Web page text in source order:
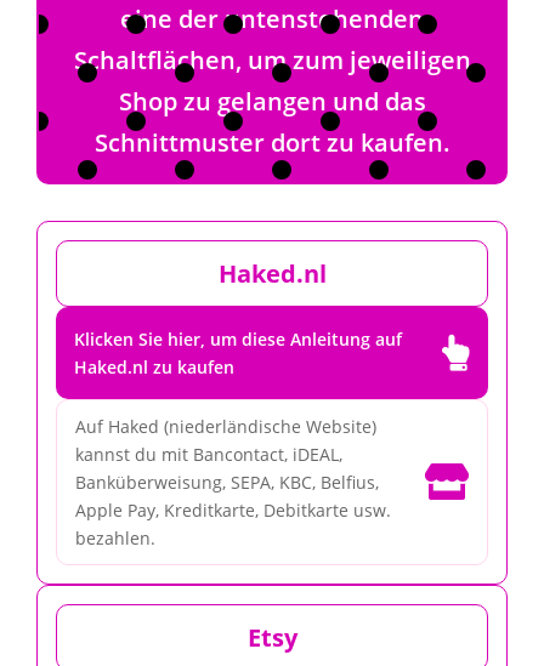
eine der untenstehenden
Schaltflächen, um zum jeweiligen
Shop zu gelangen und das
Schnittmuster dort zu kaufen.
Haked.nl
Klicken Sie hier, um diese Anleitung auf
Haked.nl zu kaufen

Auf Haked (niederländische Website)
kannst du mit Bancontact, iDEAL,
Banküberweisung, SEPA, KBC, Belfius,
Apple Pay, Kreditkarte, Debitkarte usw.
bezahlen.

Etsy